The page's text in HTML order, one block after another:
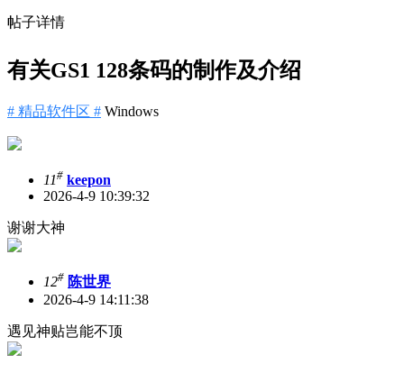
帖子详情
有关GS1 128条码的制作及介绍
# 精品软件区 # Windows
11# keepon
2026-4-9 10:39:32
谢谢大神
12# 陈世界
2026-4-9 14:11:38
遇见神贴岂能不顶